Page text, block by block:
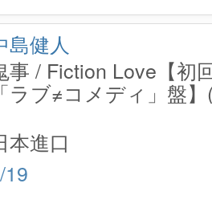
島健人
事 / Fiction Love【初
「ラブ≠コメディ」盤
本進口